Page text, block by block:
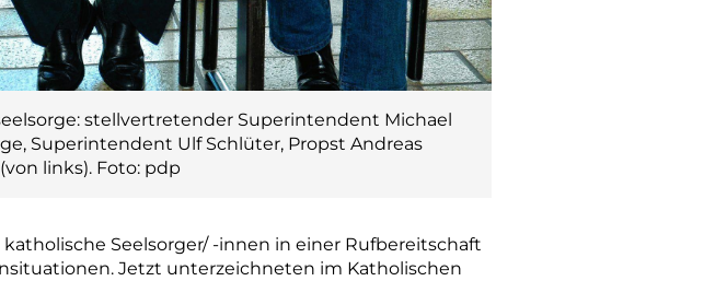
stellvertretender Superintendent Michael
Superintendent Ulf Schlüter, Propst Andreas
links). Foto: pdp
Seelsorger/ -innen in einer Rufbereitschaft
Jetzt unterzeichneten im Katholischen